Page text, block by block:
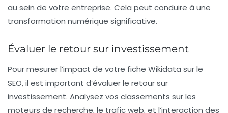
au sein de votre entreprise. Cela peut conduire à une
transformation numérique significative.
Évaluer le retour sur investissement
Pour mesurer l’impact de votre fiche Wikidata sur le
SEO, il est important d’évaluer le retour sur
investissement. Analysez vos classements sur les
moteurs de recherche, le trafic web, et l’interaction des